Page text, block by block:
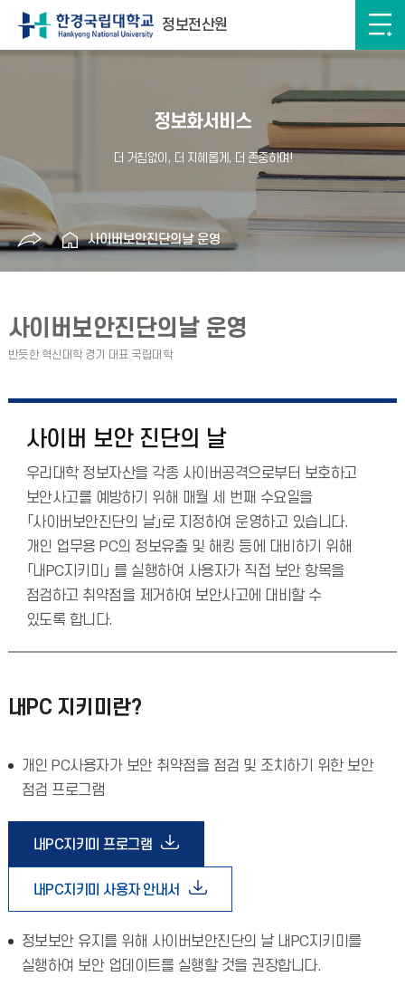
정보전산원
정보화서비스
사이버보안진단의날 운영
사이버보안진단의날 운영
사이버 보안 진단의 날
우리대학 정보자산을 각종 사이버공격으로부터 보호하고
보안사고를 예방하기 위해 매월 세 번째 수요일을
「사이버보안진단의 날」로 지정하여 운영하고 있습니다.
개인 업무용 PC의 정보유출 및 해킹 등에 대비하기 위해
「내PC지키미」 를 실행하여 사용자가 직접 보안 항목을
점검하고 취약점을 제거하여 보안사고에 대비할 수
있도록 합니다.
내PC 지키미란?
개인 PC사용자가 보안 취약점을 점검 및 조치하기 위한 보안
점검 프로그램
내PC지키미 프로그램
내PC지키미 사용자 안내서
정보보안 유지를 위해 사이버보안진단의 날 내PC지키미를
실행하여 보안 업데이트를 실행할 것을 권장합니다.